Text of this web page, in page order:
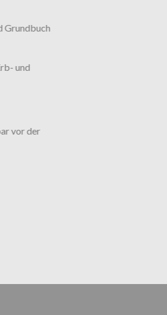
Grundbuch
und
vor der